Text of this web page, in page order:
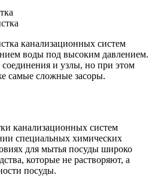
канализационных систем
воды под высоким давлением.
и узлы, но при этом
самые сложные засоры.
канализационных систем
специальных химических
для мытья посуды широко
которые не растворяют, а
посуды.